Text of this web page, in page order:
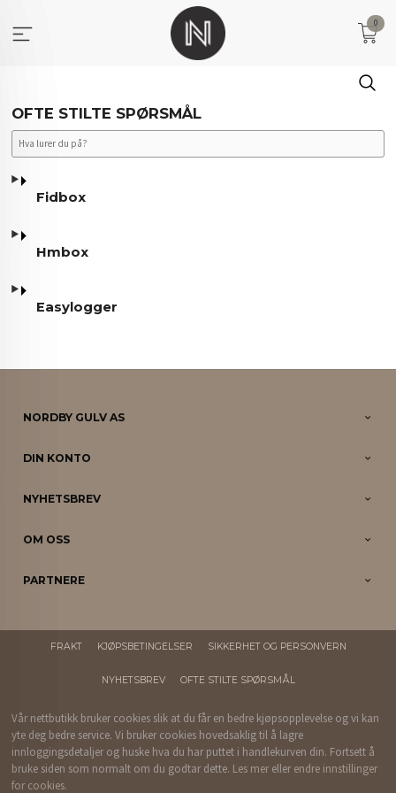
innholdet
0
OFTE STILTE SPØRSMÅL
Fidbox
Hmbox
Easylogger
NORDBY GULV AS
DIN KONTO
NYHETSBREV
OM OSS
PARTNERE
FRAKT KJØPSBETINGELSER SIKKERHET OG PERSONVERN
NYHETSBREV OFTE STILTE SPØRSMÅL
Vår nettbutikk bruker cookies slik at du får en bedre kjøpsopplevelse og vi kan
yte deg bedre service. Vi bruker cookies hovedsaklig til å lagre
innloggingsdetaljer og huske hva du har puttet i handlekurven din. Fortsett å
bruke siden som normalt om du godtar dette. Les mer eller endre innstillinger
for cookies.